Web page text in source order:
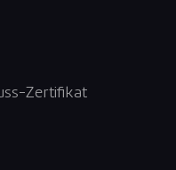
Zertifikat